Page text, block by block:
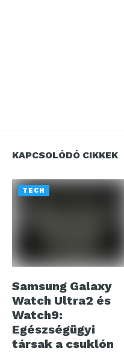
KAPCSOLÓDÓ CIKKEK
TECH
Samsung Galaxy
Watch Ultra2 és
Watch9:
Egészségügyi
társak a csuklón